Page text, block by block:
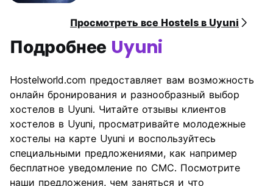
Просмотреть все Hostels в Uyuni
Подробнее Uyuni
Hostelworld.com предоставляет вам возможность
онлайн бронирования и разнообразный выбор
хостелов в Uyuni. Читайте отзывы клиентов
хостелов в Uyuni, просматривайте молодежные
хостелы на карте Uyuni и воспользуйтесь
специальными предложениями, как например
бесплатное уведомление по СМС. Посмотрите
наши предложения, чем заняться и что